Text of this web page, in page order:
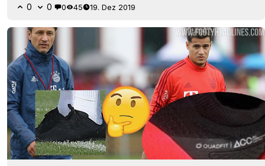
0 0 0 45 19. Dez 2019